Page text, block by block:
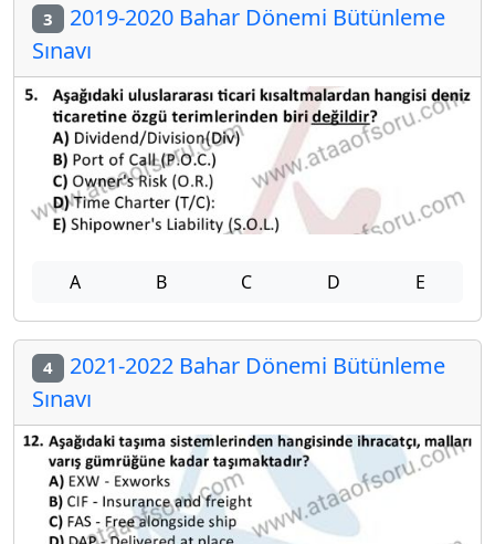
3 2019-2020 Bahar Dönemi Bütünleme
Sınavı
A B C D E
4 2021-2022 Bahar Dönemi Bütünleme
Sınavı